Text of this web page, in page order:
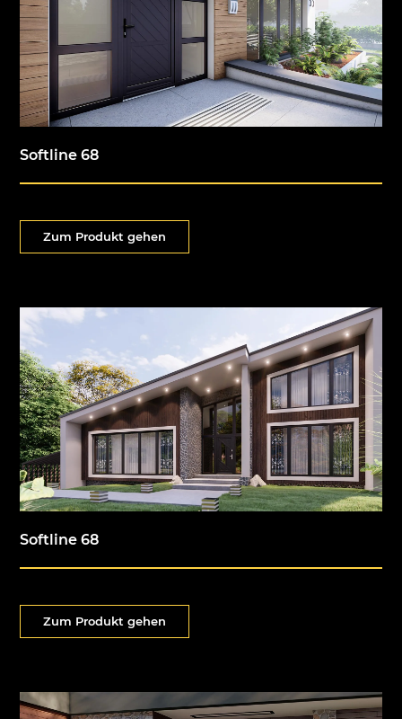
Softline 68
Zum Produkt gehen
Softline 68
Zum Produkt gehen